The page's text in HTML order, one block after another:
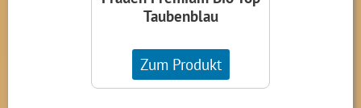
Taubenblau
Zum Produkt